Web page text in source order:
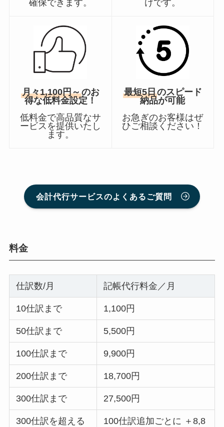
確保できます。 けです。
月々1,100円～のお
得な低料金設定！
低料金で高品質なサ
ービスを提供いたし
ます。
最短5日のスピード
納品が可能
お急ぎのお客様はぜ
ひご相談ください！
会計代行サービスのよくあるご質問
料金
仕訳数/月 記帳代行料金／月
10仕訳まで 1,100円
50仕訳まで 5,500円
100仕訳まで 9,900円
200仕訳まで 18,700円
300仕訳まで 27,500円
300仕訳を超える
100仕訳追加ごとに ＋8,8